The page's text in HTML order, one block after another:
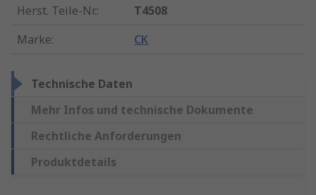
Herst. Teile-Nr.:
T4508
Marke: CK
Technische Daten
Mehr Infos und technische Dokumente
Rechtliche Anforderungen
Produktdetails